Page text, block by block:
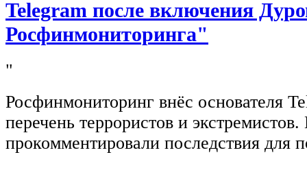
Telegram после включения
Росфинмониторинга"
"
Росфинмониторинг внёс основателя
перечень террористов и
прокомментировали последствия для